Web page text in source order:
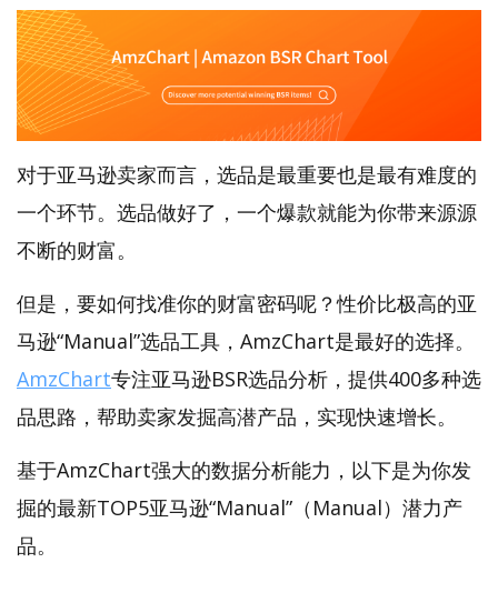
对于亚马逊卖家而言，选品是最重要也是最有难度的
一个环节。选品做好了，一个爆款就能为你带来源源
不断的财富。
但是，要如何找准你的财富密码呢？性价比极高的亚
马逊“Manual”选品工具，AmzChart是最好的选择。
AmzChart专注亚马逊BSR选品分析，提供400多种选
品思路，帮助卖家发掘高潜产品，实现快速增长。
基于AmzChart强大的数据分析能力，以下是为你发
掘的最新TOP5亚马逊“Manual”（Manual）潜力产
品。